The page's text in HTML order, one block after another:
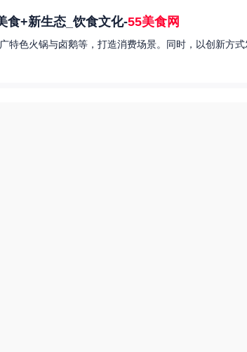
食+新生态_饮食文化-55美食网
特色火锅与卤鹅等，打造消费场景。同时，以创新方